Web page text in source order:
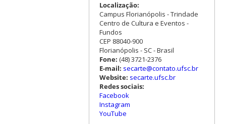
Localização:
Campus Florianópolis - Trindade
Centro de Cultura e Eventos -
Fundos
CEP 88040-900
Florianópolis - SC - Brasil
Fone: (48) 3721-2376
E-mail: secarte@contato.ufsc.br
Website: secarte.ufsc.br
Redes sociais:
Facebook
Instagram
YouTube